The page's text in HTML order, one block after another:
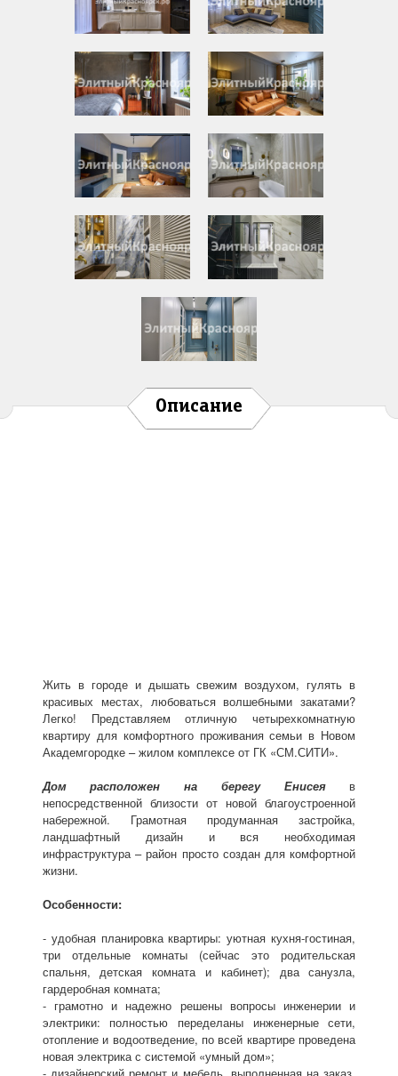
Описание
Жить в городе и дышать свежим воздухом, гулять в
красивых местах, любоваться волшебными закатами?
Легко! Представляем отличную четырехкомнатную
квартиру для комфортного проживания семьи в Новом
Академгородке – жилом комплексе от ГК «СМ.СИТИ».
Дом расположен на берегу Енисеяв
непосредственной близости от новой благоустроенной
набережной. Грамотная продуманная застройка,
ландшафтный дизайн и вся необходимая
инфраструктура – район просто создан для комфортной
жизни.
Особенности:
- удобная планировка квартиры: уютная кухня-гостиная,
три отдельные комнаты (сейчас это родительская
спальня, детская комната и кабинет); два санузла,
гардеробная комната;
- грамотно и надежно решены вопросы инженерии и
электрики: полностью переделаны инженерные сети,
отопление и водоотведение, по всей квартире проведена
новая электрика с системой «умный дом»;